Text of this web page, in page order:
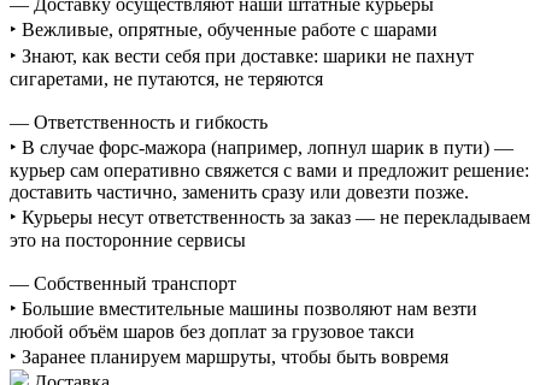
‣ Вежливые, опрятные, обученные работе с шарами
‣ Знают, как вести себя при доставке: шарики не пахнут
сигаретами, не путаются, не теряются
— Ответственность и гибкость
‣ В случае форс-мажора (например, лопнул шарик в пути) —
курьер сам оперативно свяжется с вами и предложит решение:
доставить частично, заменить сразу или довезти позже.
‣ Курьеры несут ответственность за заказ — не перекладываем
это на посторонние сервисы
— Собственный транспорт
‣ Большие вместительные машины позволяют нам везти
любой объём шаров без доплат за грузовое такси
‣ Заранее планируем маршруты, чтобы быть вовремя